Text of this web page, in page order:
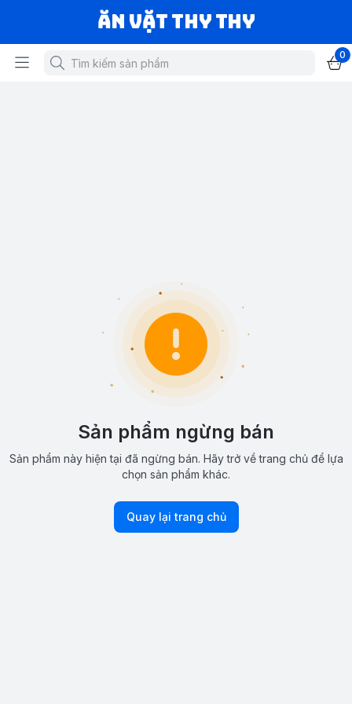
Ăn vặt Thy Thy
0
Sản phẩm ngừng bán
Sản phẩm này hiện tại đã ngừng bán. Hãy trở về trang chủ để lựa
chọn sản phẩm khác.
Quay lại trang chủ